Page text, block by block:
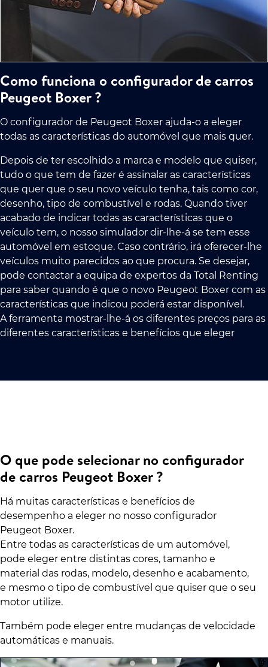
Como funciona o configurador de carros
Peugeot Boxer ?
O configurador de Peugeot Boxer ajuda-o a eleger
todas as características do automóvel que mais quer.
Depois de ter escolhido a marca e modelo que quiser,
tudo o que tem de fazer é assinalar as características
que quer que o seu novo veículo tenha, tais como cor,
desenho, tipo de combustível e rodas. Quando tiver
acabado de indicar todas as características que o
veículo tem, o nosso simulador dir-lhe-á se tem esse
automóvel em estoque. Caso contrário, irá oferecer-lhe
veículos muito parecidos ao que procura. Se desejar,
pode contactar a equipa de expertos da Total Renting
para saber quando é que o novo Peugeot Boxer com as
características que indicou poderá estar disponível.
A ferramenta mostrar-lhe-á os diferentes preços para as
diferentes características e benefícios que eleger
O que pode selecionar no configurador
de carros Peugeot Boxer ?
Há muitas características e benefícios de
desempenho a eleger no nosso configurador
Peugeot Boxer.
Entre todas as características de um automóvel,
pode eleger entre distintas cores, tamanho e
material das rodas, modelo, desenho e acabamento,
e mesmo o tipo de combustível que quiser que o seu
motor utilize.
Também pode eleger entre mudanças de velocidade
automáticas e manuais.